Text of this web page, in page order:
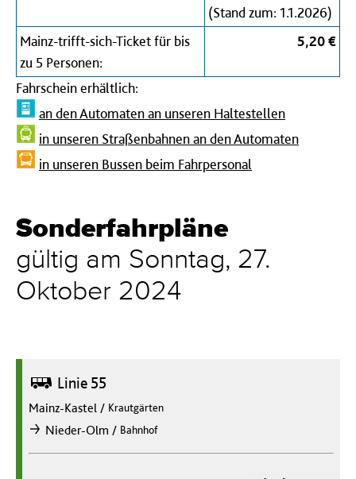
(Stand zum: 1.1.2026)
Mainz-trifft-sich-Ticket für bis
zu 5 Personen:
5,20 €
Fahrschein erhältlich:
an den Automaten an unseren Haltestellen
in unseren Straßenbahnen an den Automaten
in unseren Bussen beim Fahrpersonal
Sonderfahrpläne
gültig am Sonntag, 27.
Oktober 2024
Bus Linie 55
Mainz-Kastel / Krautgärten
nachNieder-Olm / Bahnhof